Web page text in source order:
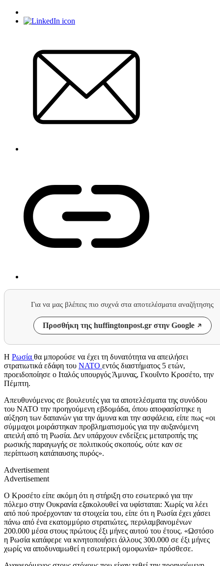
Για να μας βλέπεις πιο συχνά στα αποτελέσματα αναζήτησης
Προσθήκη της huffingtonpost.gr στην Google
Η Ρωσία θα μπορούσε να έχει τη δυνατότητα να απειλήσει
στρατιωτικά εδάφη του ΝΑΤΟ εντός διαστήματος 5 ετών,
προειδοποίησε ο Ιταλός υπουργός Άμυνας, Γκουΐντο Κροσέτο, την
Πέμπτη.
Απευθυνόμενος σε βουλευτές για τα αποτελέσματα της συνόδου
του ΝΑΤΟ την προηγούμενη εβδομάδα, όπου αποφασίστηκε η
αύξηση των δαπανών για την άμυνα και την ασφάλεια, είπε πως «οι
σύμμαχοι μοιράστηκαν προβληματισμούς για την αυξανόμενη
απειλή από τη Ρωσία. Δεν υπάρχουν ενδείξεις μετατροπής της
ρωσικής παραγωγής σε πολιτικούς σκοπούς, ούτε καν σε
περίπτωση κατάπαυσης πυρός».
Advertisement
Advertisement
Ο Κροσέτο είπε ακόμη ότι η στήριξη στο εσωτερικό για την
πόλεμο στην Ουκρανία εξακολουθεί να υφίσταται: Χωρίς να λέει
από πού προέρχονταν τα στοιχεία του, είπε ότι η Ρωσία έχει χάσει
πάνω από ένα εκατομμύριο στρατιώτες, περιλαμβανομένων
200.000 μέσα στους πρώτους έξι μήνες αυτού του έτους. «Ωστόσο
η Ρωσία κατάφερε να κινητοποιήσει άλλους 300.000 σε έξι μήνες
χωρίς να αποδυναμωθεί η εσωτερική ομοφωνία» πρόσθεσε.